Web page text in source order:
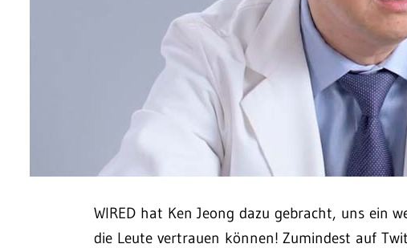
WIRED hat Ken Jeong dazu gebracht, uns ein
die Leute vertrauen können! Zumindest auf